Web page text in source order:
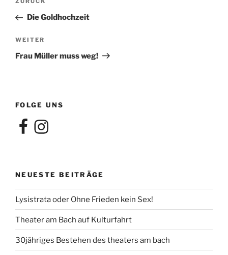
Vorheriger
Beitrag
Die Goldhochzeit
Nächster
Beitrag
WEITER
Frau Müller muss weg!
FOLGE UNS
FacebookInstagram
NEUESTE BEITRÄGE
Lysistrata oder Ohne Frieden kein Sex!
Theater am Bach auf Kulturfahrt
30jähriges Bestehen des theaters am bach